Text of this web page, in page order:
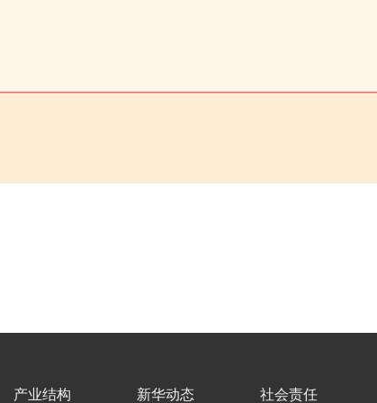
产业结构 新华动态 社会责任